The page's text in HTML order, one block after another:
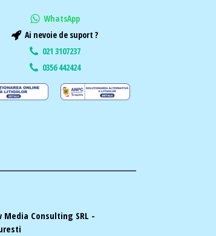
WhatsApp
Ai nevoie de suport ?
021 3107237
0356 442424
Media Consulting SRL -